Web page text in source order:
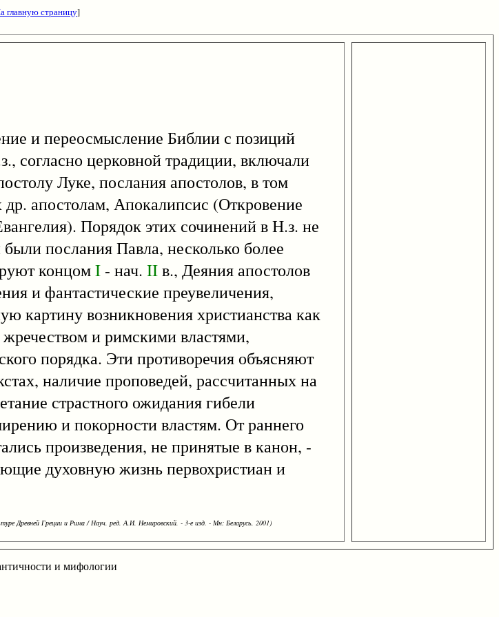
главную страницу]
и переосмысление Библии с позиций
согласно церковной традиции, включали
Луке, послания апостолов, в том
апостолам, Апокалипсис (Откровение
Порядок этих сочинений в Н.з. не
послания Павла, несколько более
концомI - нач. IIв., Деяния апостолов
и фантастические преувеличения,
картину возникновения христианства как
и римскими властями,
порядка. Эти противоречия объясняют
наличие проповедей, рассчитанных на
страстного ожидания гибели
и покорности властям. От раннего
произведения, не принятые в канон, -
духовную жизнь первохристиан и
Древней Греции и Рима / Науч. ред. А.И. Немировский. - 3-е изд. - Мн: Беларусь, 2001)
и мифологии